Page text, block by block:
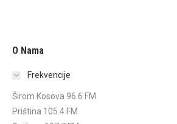
O Nama
Frekvencije
Širom Kosova 96.6 FM
Priština 105.4 FM